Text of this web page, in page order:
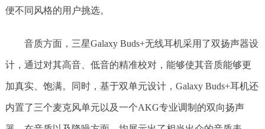
便不同风格的用户挑选。
音质方面，三星Galaxy Buds+无线耳机采用了双扬声器设
计，通过对其高音、低音的精准校对，能够使其音质能够更
加真实、饱满。同时，基于双单元设计，Galaxy Buds+耳机还
内置了三个麦克风单元以及一个AKG专业调制的双向扬声